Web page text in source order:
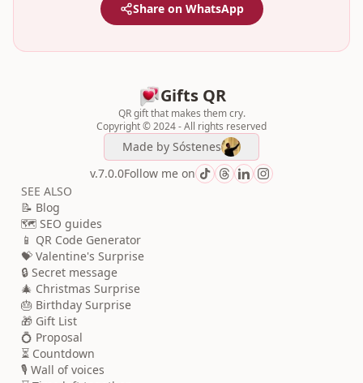
Share on WhatsApp
Gifts QR
QR gift that makes them cry.
Copyright © 2024 - All rights reserved
Made by Sóstenes
v.7.0.0Follow me on
SEE ALSO
📝 Blog
🗺️ SEO guides
📱 QR Code Generator
💝 Valentine's Surprise
🔒 Secret message
🎄 Christmas Surprise
🎂 Birthday Surprise
🎁 Gift List
💍 Proposal
⏳ Countdown
🎙️ Wall of voices